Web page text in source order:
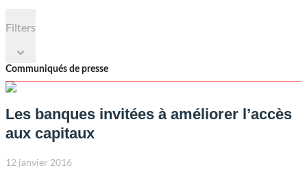
Filters
Communiqués de presse
Les banques invitées à améliorer l’accès
aux capitaux
12 janvier 2016